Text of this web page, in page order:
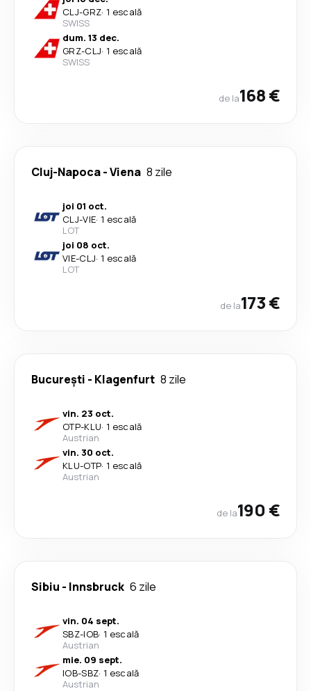
CLJ-GRZ· 1 escală
SWISS
dum. 13 dec.
GRZ-CLJ· 1 escală
SWISS
de la168 €
Cluj-Napoca-Viena 8 zile
joi 01 oct.
CLJ-VIE· 1 escală
LOT
joi 08 oct.
VIE-CLJ· 1 escală
LOT
de la173 €
București - Klagenfurt 8 zile
vin. 23 oct.
OTP-KLU· 1 escală
Austrian
vin. 30 oct.
KLU-OTP· 1 escală
Austrian
de la190 €
Sibiu - Innsbruck 6 zile
vin. 04 sept.
SBZ-IOB· 1 escală
Austrian
mie. 09 sept.
IOB-SBZ· 1 escală
Austrian